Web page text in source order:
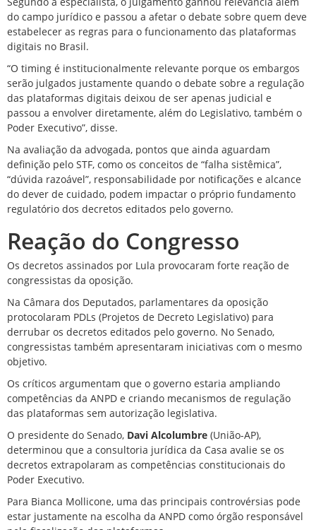
do campo jurídico e passou a afetar o debate sobre quem deve
estabelecer as regras para o funcionamento das plataformas
digitais no Brasil.
“O timing é institucionalmente relevante porque os embargos
serão julgados justamente quando o debate sobre a regulação
das plataformas digitais deixou de ser apenas judicial e
passou a envolver diretamente, além do Legislativo, também o
Poder Executivo”, disse.
Na avaliação da advogada, pontos que ainda aguardam
definição pelo STF, como os conceitos de “falha sistêmica”,
“dúvida razoável”, responsabilidade por notificações e alcance
do dever de cuidado, podem impactar o próprio fundamento
regulatório dos decretos editados pelo governo.
Reação do Congresso
Os decretos assinados por Lula provocaram forte reação de
congressistas da oposição.
Na Câmara dos Deputados, parlamentares da oposição
protocolaram PDLs (Projetos de Decreto Legislativo) para
derrubar os decretos editados pelo governo. No Senado,
congressistas também apresentaram iniciativas com o mesmo
objetivo.
Os críticos argumentam que o governo estaria ampliando
competências da ANPD e criando mecanismos de regulação
das plataformas sem autorização legislativa.
O presidente do Senado, Davi Alcolumbre (União-AP),
determinou que a consultoria jurídica da Casa avalie se os
decretos extrapolaram as competências constitucionais do
Poder Executivo.
Para Bianca Mollicone, uma das principais controvérsias pode
estar justamente na escolha da ANPD como órgão responsável